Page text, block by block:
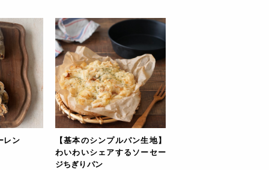
レン
【基本のシンプルパン生地】
わいわいシェアするソーセー
ジちぎりパン